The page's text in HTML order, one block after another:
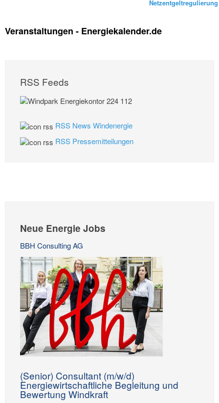
Netzentgeltregulierung
Veranstaltungen - Energiekalender.de
RSS Feeds
RSS News Windenergie
RSS Pressemitteilungen
Neue Energie Jobs
BBH Consulting AG
(Senior) Consultant (m/w/d)
Energiewirtschaftliche Begleitung und
Bewertung Windkraft